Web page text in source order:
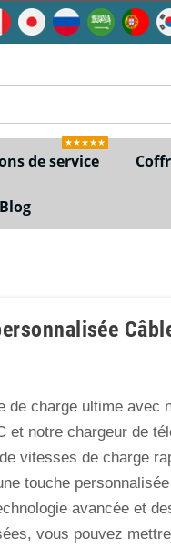
de service
★★★★★
Blog
de charge ultime avec
et notre chargeur de
vitesses de charge
touche
avancée et
vous pouvez